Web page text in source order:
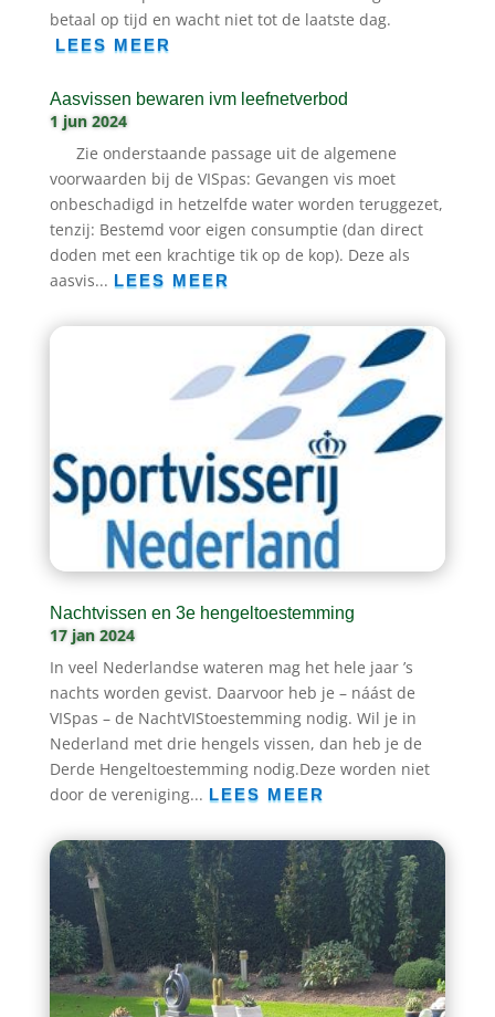
betaal op tijd en wacht niet tot de laatste dag.
LEES MEER
Aasvissen bewaren ivm leefnetverbod
1 jun 2024
Zie onderstaande passage uit de algemene
voorwaarden bij de VISpas: Gevangen vis moet
onbeschadigd in hetzelfde water worden teruggezet,
tenzij: Bestemd voor eigen consumptie (dan direct
doden met een krachtige tik op de kop). Deze als
aasvis... LEES MEER
Nachtvissen en 3e hengeltoestemming
17 jan 2024
In veel Nederlandse wateren mag het hele jaar ’s
nachts worden gevist. Daarvoor heb je – náást de
VISpas – de NachtVIStoestemming nodig. Wil je in
Nederland met drie hengels vissen, dan heb je de
Derde Hengeltoestemming nodig.Deze worden niet
door de vereniging... LEES MEER